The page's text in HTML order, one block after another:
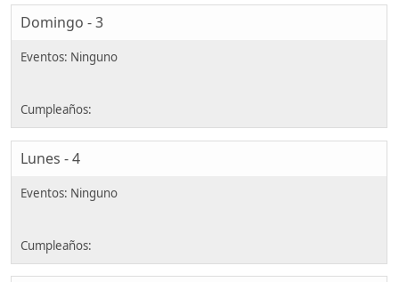
Domingo - 3
Lunes - 4